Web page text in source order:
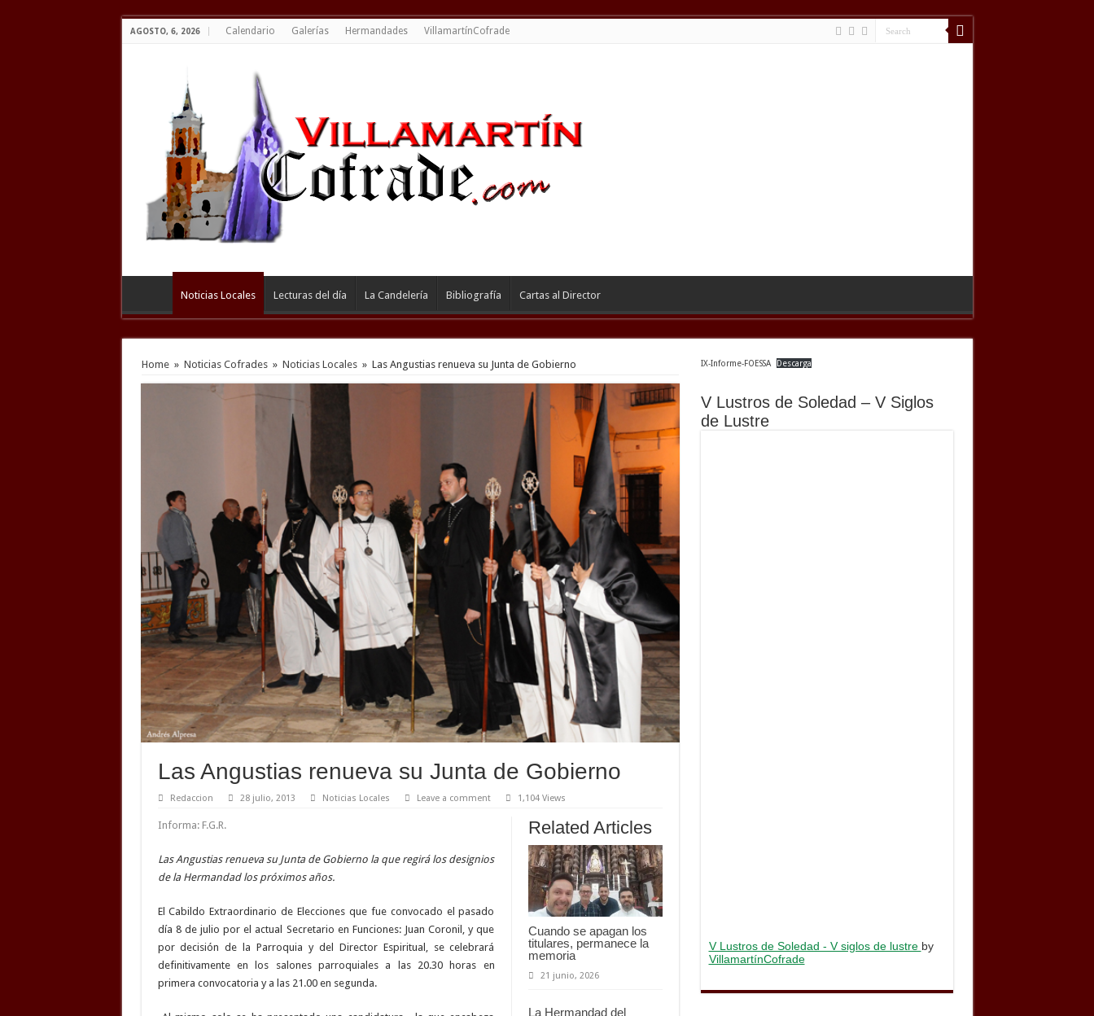
AGOSTO, 6, 2026 Calendario Galerías Hermandades VillamartínCofrade
Noticias Locales Lecturas del día La Candelería Bibliografía Cartas al Director
Home » Noticias Cofrades » Noticias Locales » Las Angustias renueva su Junta de Gobierno
Las Angustias renueva su Junta de Gobierno
Redaccion 28 julio, 2013 Noticias Locales Leave a comment 1,104 Views
Related Articles
Cuando se apagan los
titulares, permanece la
memoria
21 junio, 2026
La Hermandad del
Informa: F.G.R.
Las Angustias renueva su Junta de Gobierno la que regirá los designios
de la Hermandad los próximos años.
El Cabildo Extraordinario de Elecciones que fue convocado el pasado
día 8 de julio por el actual Secretario en Funciones: Juan Coronil, y que
por decisión de la Parroquia y del Director Espiritual, se celebrará
definitivamente en los salones parroquiales a las 20.30 horas en
primera convocatoria y a las 21.00 en segunda.
IX-Informe-FOESSA Descarga
V Lustros de Soledad – V Siglos
de Lustre
V Lustros de Soledad - V siglos de lustre by
VillamartínCofrade